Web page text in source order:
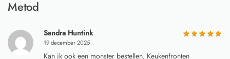
Metod
Sandra Huntink
19 december 2025
Kan ik ook een monster bestellen, Keukenfronten